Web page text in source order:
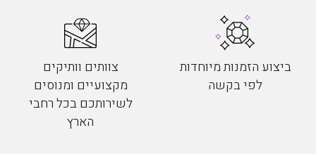
ביצוע הזמנות מיוחדות
לפי בקשה
צוותים וותיקים
מקצועיים ומנוסים
לשירותכם בכל רחבי
הארץ